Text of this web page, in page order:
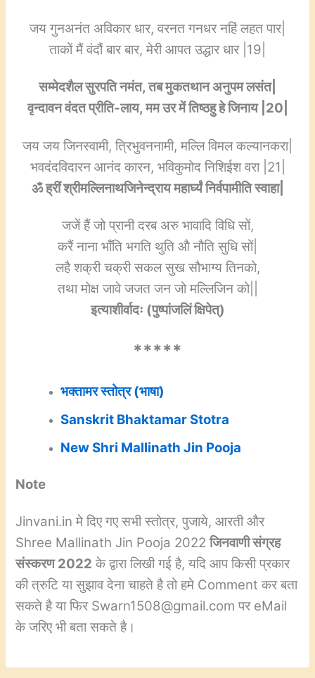
जय गुनअनंत अविकार धार, वरनत गनधर नहिं लहत पार|
ताकों मैं वंदौं बार बार, मेरी आपत उद्धार धार |19|
सम्मेदशैल सुरपति नमंत, तब मुकतथान अनुपम लसंत|
वृन्दावन वंदत प्रीति-लाय, मम उर में तिष्ठहु हे जिनाय |20|
जय जय जिनस्वामी, त्रिभुवननामी, मल्लि विमल कल्यानकरा|
भवदंदविदारन आनंद कारन, भविकुमोद निशिईश वरा |21|
ॐ ह्रीं श्रीमल्लिनाथजिनेन्द्राय महार्घ्यं निर्वपामीति स्वाहा|
जजें हैं जो प्रानी दरब अरु भावादि विधि सों,
करैं नाना भाँति भगति थुति औ नौति सुधि सों|
लहै शक्री चक्री सकल सुख सौभाग्य तिनको,
तथा मोक्ष जावे जजत जन जो मल्लिजिन को||
इत्याशीर्वादः (पुष्पांजलिं क्षिपेत्)
*****
भक्तामर स्तोत्र (भाषा)
Sanskrit Bhaktamar Stotra
New Shri Mallinath Jin Pooja
Note
Jinvani.in मे दिए गए सभी स्तोत्र, पुजाये, आरती और
Shree Mallinath Jin Pooja 2022जिनवाणी संग्रह
संस्करण 2022 के द्वारा लिखी गई है, यदि आप किसी प्रकार
की त्रुटि या सुझाव देना चाहते है तो हमे Comment कर बता
सकते है या फिर Swarn1508@gmail.com पर eMail
के जरिए भी बता सकते है।